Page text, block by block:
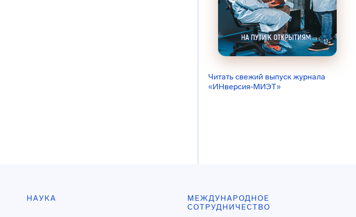
Читать свежий выпуск журнала
«ИНверсия-МИЭТ»
НАУКА
МЕЖДУНАРОДНОЕ
СОТРУДНИЧЕСТВО